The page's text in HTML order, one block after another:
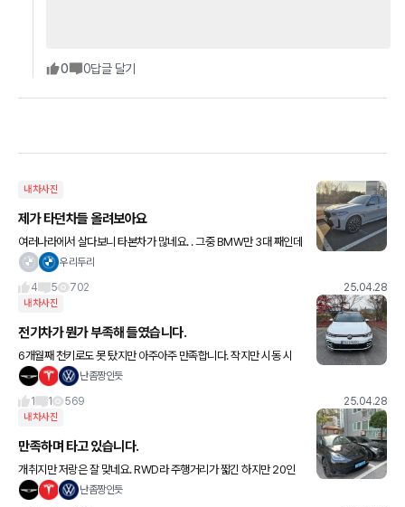
0 0답글 달기
내차사진
제가 타던차들 올려보아요
여러나라에서 살다보니 타본차가 많네요. . 그중 BMW만 3대 째인데
저한테 가장 맞는거 같네요 X6 X5 528i camaro convertable m
우리두리
4
5 702 25.04.28
내차사진
전기차가 뭔가 부족해 들였습니다.
6개월째 천키로도 못 탔지만 아주아주 만족합니다. 작지만 시동 시
그르릉까지는 아니어도 보로롱 하는 소리까지 만족합니다! 아N가격
기
난좀짱인듯
1
1 569 25.04.28
내차사진
만족하며 타고 있습니다.
개취지만 저랑은 잘 맞네요. RWD라 주행거리가 짧긴 하지만 20인
치 인데도 날 좋으면 400은 탑니다. 뽑기가 잘 돼서 잡소리도 없고
난좀짱인듯